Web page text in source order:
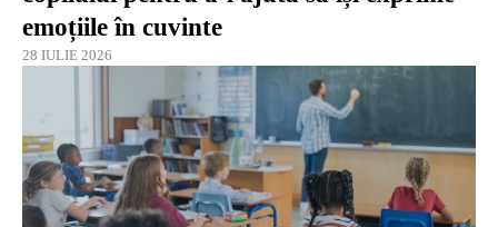
emoțiile în cuvinte
28 IULIE 2026